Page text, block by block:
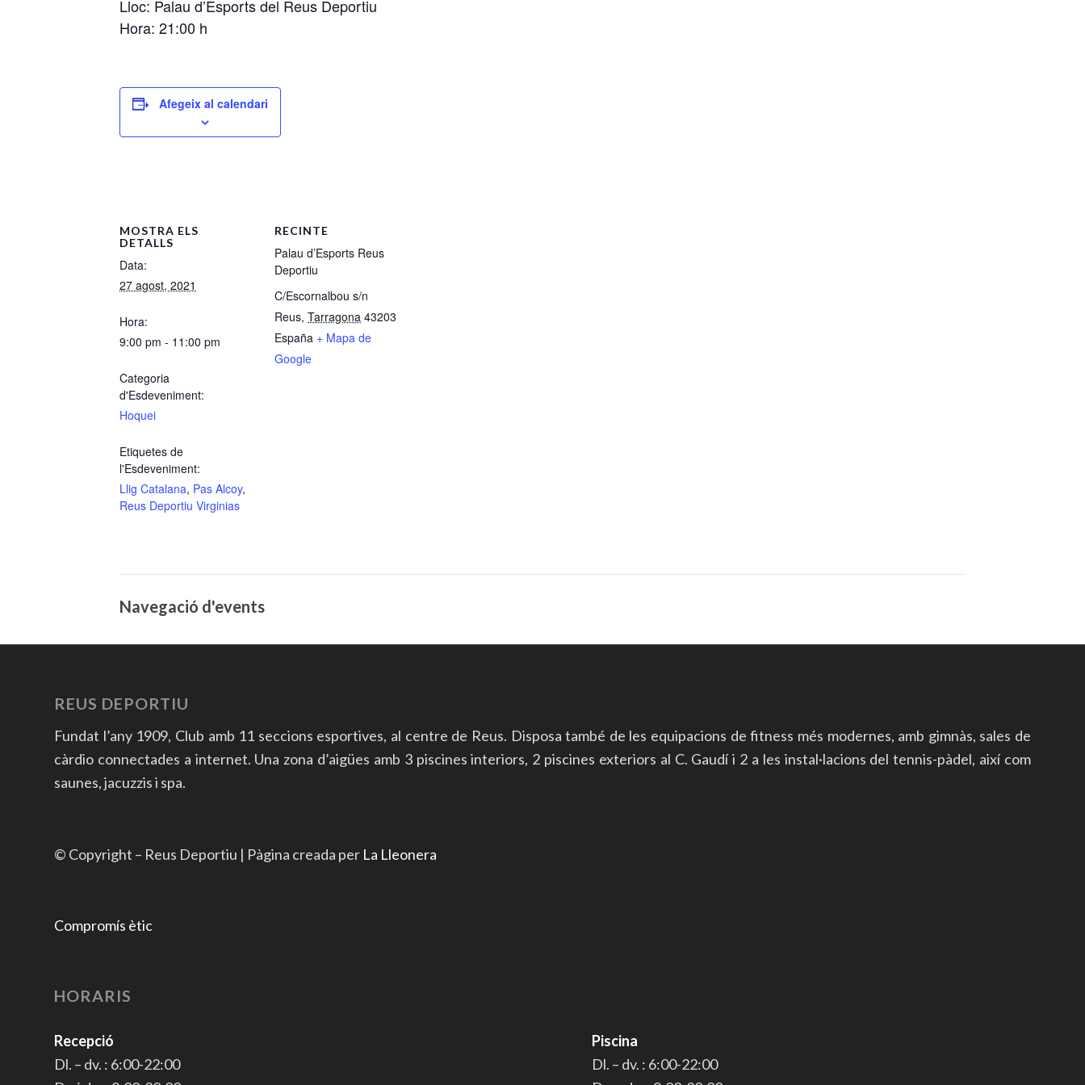
Lloc: Palau d’Esports del Reus Deportiu
Hora: 21:00 h
Afegeix al calendari
MOSTRA ELS
DETALLS
Data:
27 agost, 2021
Hora:
9:00 pm - 11:00 pm
Categoria
d'Esdeveniment:
Hoquei
Etiquetes de
l'Esdeveniment:
Llig Catalana, Pas Alcoy,
Reus Deportiu Virginias
RECINTE
Palau d’Esports Reus
Deportiu
C/Escornalbou s/n
Reus, Tarragona 43203
España + Mapa de
Google
Navegació d'events
REUS DEPORTIU
Fundat l’any 1909, Club amb 11 seccions esportives, al centre de Reus. Disposa també de les equipacions de fitness més modernes, amb gimnàs, sales de
càrdio connectades a internet. Una zona d’aigües amb 3 piscines interiors, 2 piscines exteriors al C. Gaudí i 2 a les instal·lacions del tennis-pàdel, així com
saunes, jacuzzis i spa.
© Copyright – Reus Deportiu | Pàgina creada per La Lleonera
Compromís ètic
HORARIS
Recepció
Dl. – dv. : 6:00-22:00
Piscina
Dl. – dv. : 6:00-22:00